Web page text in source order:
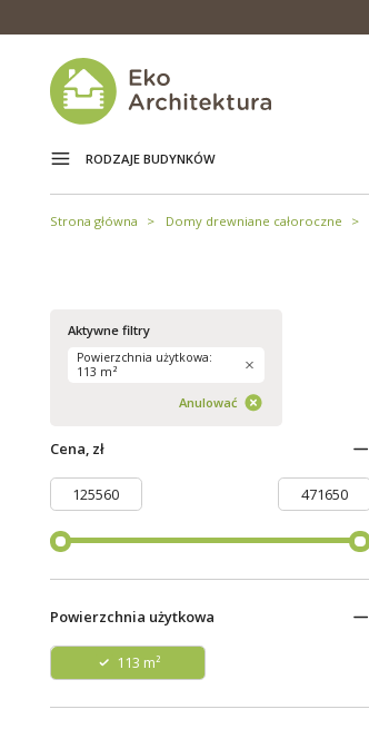
RODZAJE BUDYNKÓW
Strona główna Domy drewniane całoroczne
Aktywne filtry
Powierzchnia użytkowa:
113 m²
Anulować
Cena, zł
Powierzchnia użytkowa
113 m²